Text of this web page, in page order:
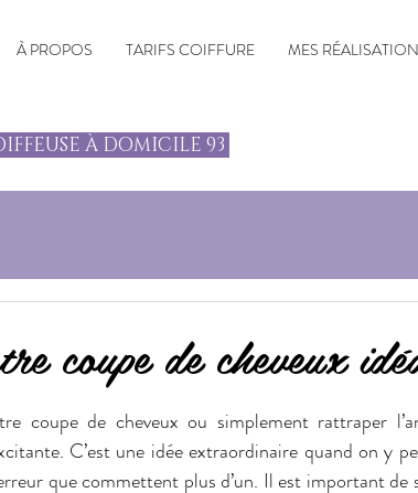
À PROPOS TARIFS COIFFURE MES
À DOMICILE 93
coupe de cheveux
coupe de cheveux ou simplement rattraper
C’est une idée extraordinaire quand on y
que commettent plus d’un. Il est important de